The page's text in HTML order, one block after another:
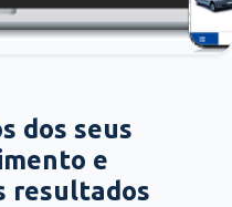
dos seus
e
resultados